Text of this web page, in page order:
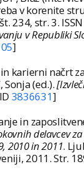
v korenite
234, str. 3.
v Republiki
]
in karierni
Sonja (ed.).
3836631]
in
delavcev
2010 in 2011.
2011. Str.